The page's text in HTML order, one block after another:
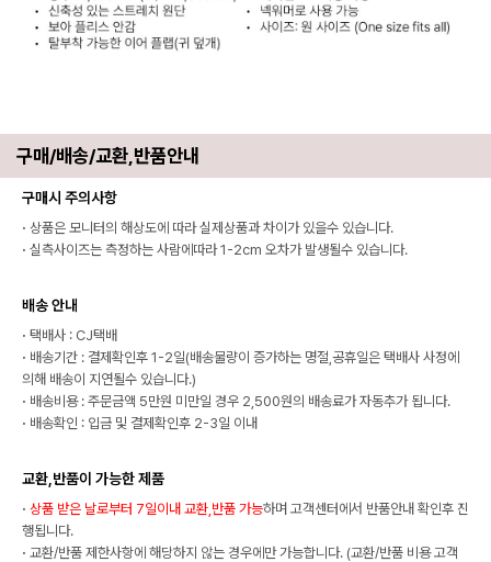
구매/배송/교환,반품안내
구매시 주의사항
· 상품은 모니터의 해상도에 따라 실제상품과 차이가 있을수 있습니다.
· 실측사이즈는 측정하는 사람에따라 1-2cm 오차가 발생될수 있습니다.
배송 안내
· 택배사 : CJ택배
· 배송기간 : 결제확인후 1-2일(배송물량이 증가하는 명절,공휴일은 택배사 사정에
의해 배송이 지연될수 있습니다.)
· 배송비용 : 주문금액 5만원 미만일 경우 2,500원의 배송료가 자동추가 됩니다.
· 배송확인 : 입금 및 결제확인후 2-3일 이내
교환,반품이 가능한 제품
· 상품 받은 날로부터 7일이내 교환,반품 가능하며 고객센터에서 반품안내 확인후 진
행됩니다.
· 교환/반품 제한사항에 해당하지 않는 경우에만 가능합니다. (교환/반품 비용 고객